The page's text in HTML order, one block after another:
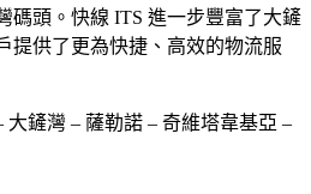
碼頭。快線 ITS 進一步豐富了大鏟
提供了更為快捷、高效的物流服
鏟灣 – 薩勒諾 – 奇維塔韋基亞 –